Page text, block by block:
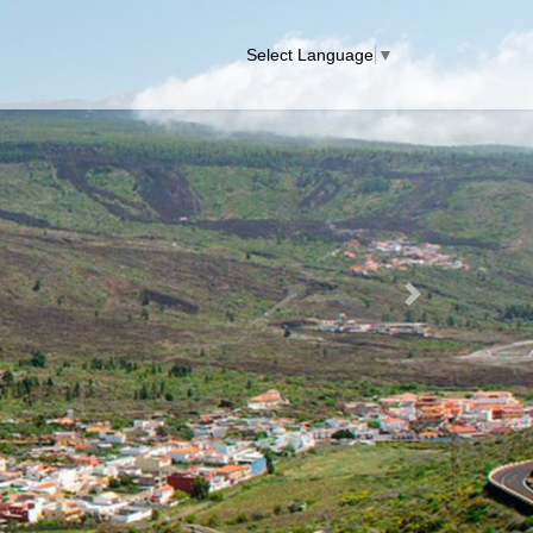
Select Language▼
Next